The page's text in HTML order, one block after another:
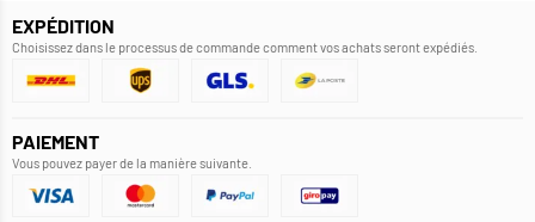
EXPÉDITION
Choisissez dans le processus de commande comment vos achats seront expédiés.
PAIEMENT
Vous pouvez payer de la manière suivante.